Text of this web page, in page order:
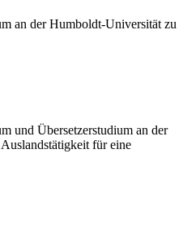
an der Humboldt-Universität zu
und Übersetzerstudium an der
für eine